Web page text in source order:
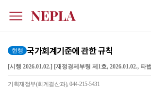
현행 국가회계기준에 관한 규칙
[시행 2026.01.02.] [재정경제부령 제1호, 2026.01.02., 타
기획재정부(회계결산과), 044-215-5431